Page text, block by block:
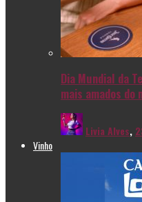
Dia Mundial da
mais amados do
Livia Alves,
Vinho